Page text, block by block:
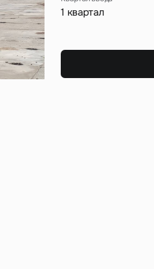
1 квартал
Отправить
свое согласие на обработку и использование ваших